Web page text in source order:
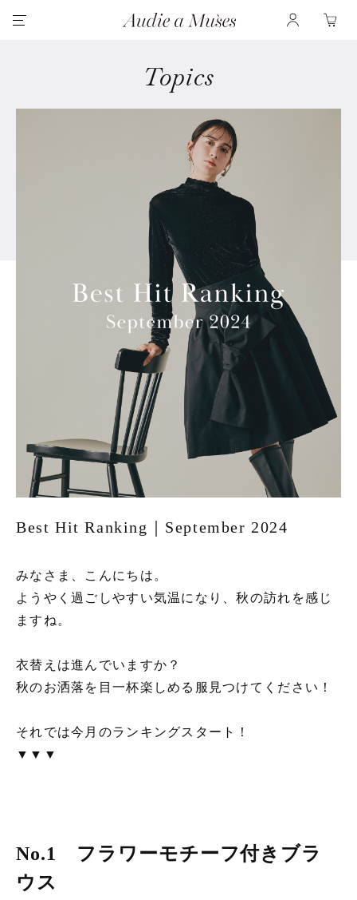
Topics
Best Hit Ranking｜September 2024
みなさま、こんにちは。
ようやく過ごしやすい気温になり、秋の訪れを感じ
ますね。
衣替えは進んでいますか？
秋のお洒落を目一杯楽しめる服見つけてください！
それでは今月のランキングスタート！
▼▼▼
No.1 フラワーモチーフ付きブラ
ウス